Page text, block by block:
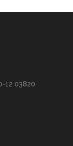
12 03820